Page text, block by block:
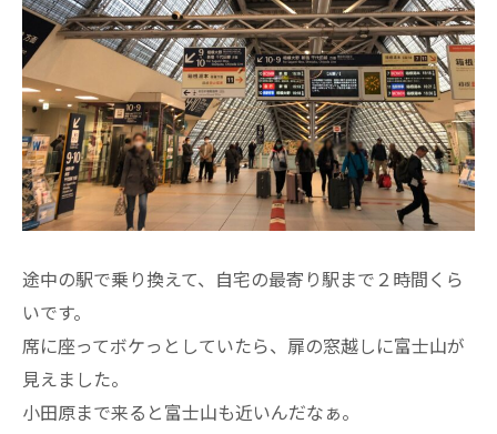
途中の駅で乗り換えて、自宅の最寄り駅まで２時間くら
いです。
席に座ってボケっとしていたら、扉の窓越しに富士山が
見えました。
小田原まで来ると富士山も近いんだなぁ。